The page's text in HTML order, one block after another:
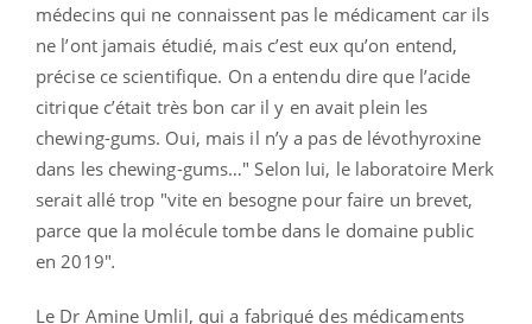
médecins qui ne connaissent pas le médicament car ils
ne l’ont jamais étudié, mais c’est eux qu’on entend,
précise ce scientifique. On a entendu dire que l’acide
citrique c’était très bon car il y en avait plein les
chewing-gums. Oui, mais il n’y a pas de lévothyroxine
dans les chewing-gums…" Selon lui, le laboratoire Merk
serait allé trop "vite en besogne pour faire un brevet,
parce que la molécule tombe dans le domaine public
en 2019".
Le Dr Amine Umlil, qui a fabriqué des médicaments